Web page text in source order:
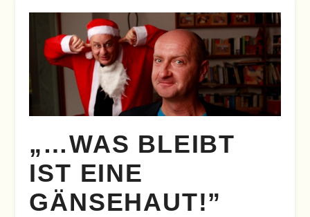
„…WAS BLEIBT
IST EINE
GÄNSEHAUT!”